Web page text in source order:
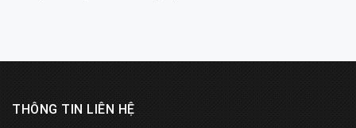
THÔNG TIN LIÊN HỆ